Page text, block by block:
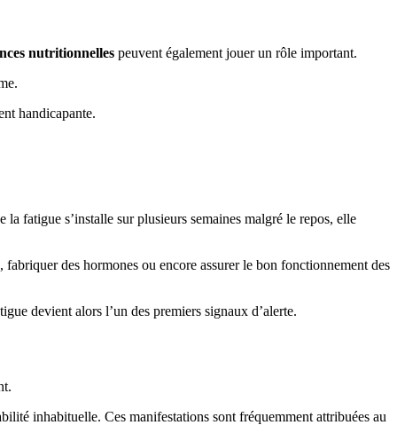
nutritionnelles peuvent également jouer un rôle important.
handicapante.
fatigue s’installe sur plusieurs semaines malgré le repos, elle
des hormones ou encore assurer le bon fonctionnement des
devient alors l’un des premiers signaux d’alerte.
inhabituelle. Ces manifestations sont fréquemment attribuées au